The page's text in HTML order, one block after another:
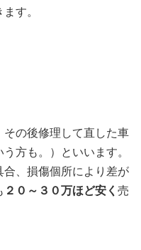
す。
の後修理して直した車
方も。）といいます。
、損傷個所により差が
２０～３０万ほど安く 売